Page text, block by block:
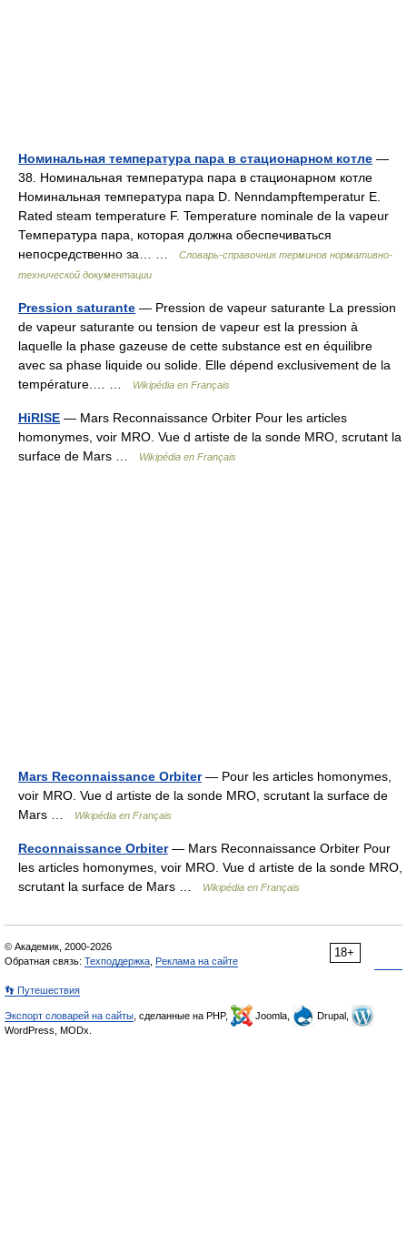
Номинальная температура пара в стационарном котле —
38. Номинальная температура пара в стационарном котле
Номинальная температура пара D. Nenndampftemperatur Е.
Rated steam temperature F. Temperature nominale de la vapeur
Температура пара, которая должна обеспечиваться
непосредственно за… …
Словарь-справочник терминов нормативно-
технической документации
Pression saturante — Pression de vapeur saturante La pression
de vapeur saturante ou tension de vapeur est la pression à
laquelle la phase gazeuse de cette substance est en équilibre
avec sa phase liquide ou solide. Elle dépend exclusivement de la
température.… …
Wikipédia en Français
HiRISE — Mars Reconnaissance Orbiter Pour les articles
homonymes, voir MRO. Vue d artiste de la sonde MRO, scrutant la
surface de Mars …
Wikipédia en Français
Mars Reconnaissance Orbiter— Pour les articles homonymes,
voir MRO. Vue d artiste de la sonde MRO, scrutant la surface de
Mars …
Wikipédia en Français
Reconnaissance Orbiter— Mars Reconnaissance Orbiter Pour
les articles homonymes, voir MRO. Vue d artiste de la sonde MRO,
scrutant la surface de Mars …
Wikipédia en Français
18+
© Академик, 2000-2026
Обратная связь: Техподдержка Реклама на сайте
👣 Путешествия
Экспорт словарей на сайты , сделанные на PHP, Joomla,
Drupal,
WordPress, MODx.